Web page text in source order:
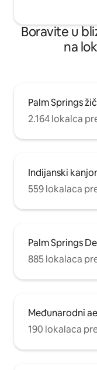
Boravite u
na
Palm Springs
2.164 lokalca
Indijanski
559 lokalaca
Palm Springs
885 lokalaca
Međunarodni
190 lokalaca